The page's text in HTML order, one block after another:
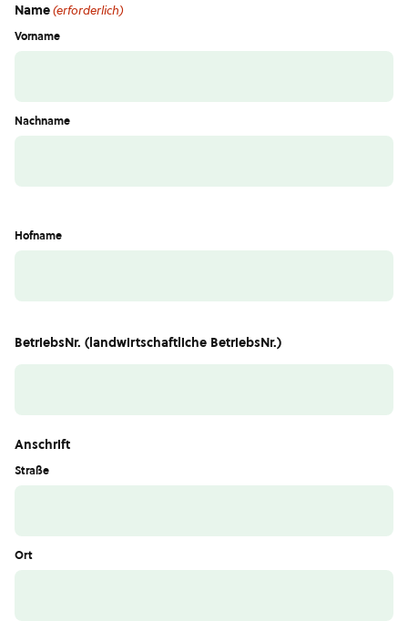
Name(erforderlich)
Vorname
Nachname
Hofname
BetriebsNr. (landwirtschaftliche BetriebsNr.)
Anschrift
Straße
Ort